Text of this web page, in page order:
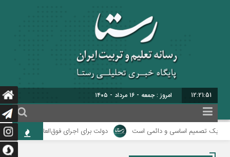
12:21:52 امروز : جمعه - ۱۶ مرداد - ۱۴۰۵
یک تصمیم اساسی و دائمی است دولت برای اجرای فوق‌العاده ویژه فرهنگیان